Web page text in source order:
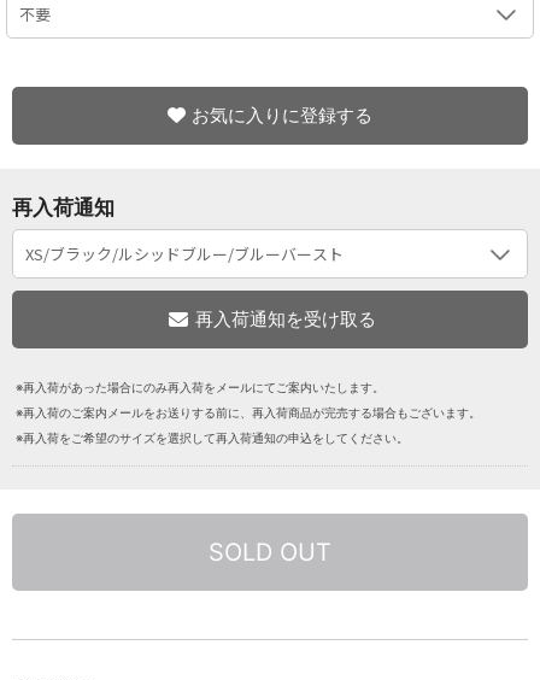
お気に入りに登録する
再入荷通知
※再入荷があった場合にのみ再入荷をメールにてご案内いたします。
※再入荷のご案内メールをお送りする前に、再入荷商品が完売する場合もございます。
※再入荷をご希望のサイズを選択して再入荷通知の申込をしてください。
SOLD OUT